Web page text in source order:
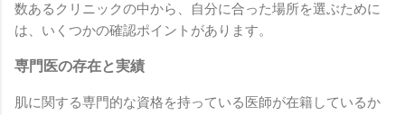
数あるクリニックの中から、自分に合った場所を選ぶために
は、いくつかの確認ポイントがあります。
専門医の存在と実績
肌に関する専門的な資格を持っている医師が在籍しているか